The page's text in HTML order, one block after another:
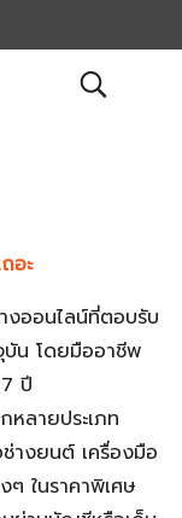
อะ
ออนไลน์ที่ตอบรับ
บัน โดยมืออาชีพ
ปี
ลายประเภท
างยนต์ เครื่องมือ
ในราคาพิเศษ